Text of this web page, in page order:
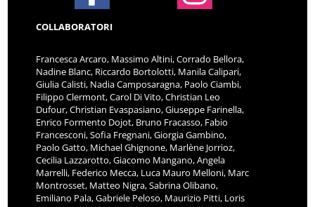
COLLABORATORI
Francesca Arcaro, Massimo Altini, Corrado Bellora,
Nadine Blanc, Riccardo Bortolotti, Manila Calipari,
Giulia Calisti, Nadia Camposaragna, Paolo Ciambi,
Filippo Clermont, Carol Di Vito, Christian Leo
Dufour, Christian Evaspasiano, Giuseppe Farinella,
Enrico Formento Dojot, Bruno Fracasso, Fabio
Francesconi, Sofia Fregnani, Giorgia Gambino,
Paolo Gatto, Michael Ghignone, Marlène Jorrioz,
Cecilia Lazzarotto, Giacomo Mangano, Angela
Marrelli, Federico Mecca, Luca Mauro Melloni, Marc
Montrosset, Matteo Nigra, Sabrina Olibano,
Emiliano Pala, Gabriele Peloso, Maurizio Pitti, Loris